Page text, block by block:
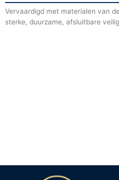
Vervaardigd met materialen van
sterke, duurzame, afsluitbare